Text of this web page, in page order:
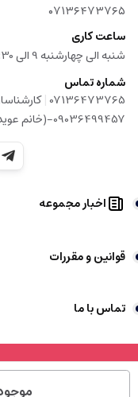
۰۷۱۳۶۴۷۳۷۶۵
ساعت کاری
شنبه الی چهارشنبه 9 الی 18:30 / پنج شنبه ها 9 الی 14
شماره تماس
07136473765
|
09036499457-(خانم عویدزاده) | 09199174734-(خانم عباس زاده)
اخبار مجموعه
قوانین و مقررات
تماس با ما